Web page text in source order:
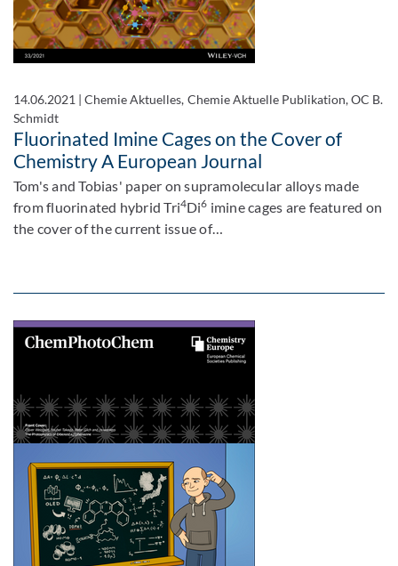
14.06.2021 |Chemie Aktuelles, Chemie Aktuelle Publikation, OC B.
Schmidt
Fluorinated Imine Cages on the Cover of
Chemistry A European Journal
Tom's and Tobias' paper on supramolecular alloys made
from fluorinated hybrid Tri4Di6 imine cages are featured on
the cover of the current issue of…